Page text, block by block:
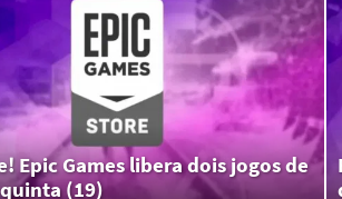
Epic Games libera dois jogos de
(19)